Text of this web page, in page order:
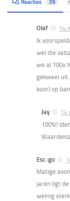
Reacties 39
Olaf
14
Ik
wel die
we al 100x
gekweel uit
koor) op
Jay
14
100%!!
Esc-go
Matige
jaren ligt de
weinig